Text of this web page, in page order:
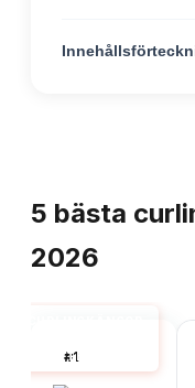
5 bästa
2026
TEST
#1